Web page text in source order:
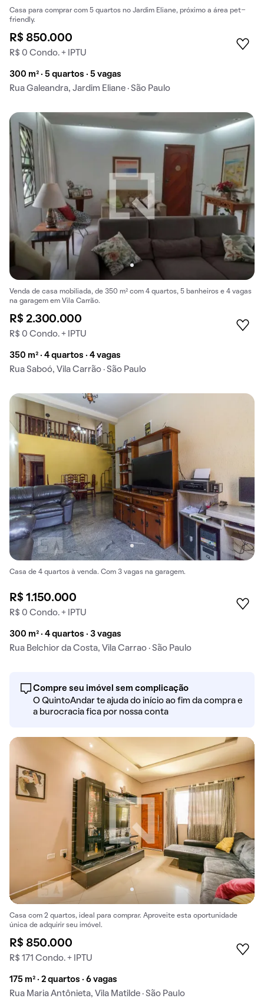
Casa para comprar com 5 quartos no Jardim Eliane, próximo a área pet-
friendly.
R$ 850.000
R$ 0 Condo. + IPTU
300 m² · 5 quartos · 5 vagas
Rua Galeandra, Jardim Eliane · São Paulo
Venda de casa mobiliada, de 350 m² com 4 quartos, 5 banheiros e 4 vagas
na garagem em Vila Carrão.
R$ 2.300.000
R$ 0 Condo. + IPTU
350 m² · 4 quartos · 4 vagas
Rua Saboó, Vila Carrão · São Paulo
Casa de 4 quartos à venda. Com 3 vagas na garagem.
R$ 1.150.000
R$ 0 Condo. + IPTU
300 m² · 4 quartos · 3 vagas
Rua Belchior da Costa, Vila Carrao · São Paulo
Compre seu imóvel sem complicação
O QuintoAndar te ajuda do início ao fim da compra e
a burocracia fica por nossa conta
Casa com 2 quartos, ideal para comprar. Aproveite esta oportunidade
única de adquirir seu imóvel.
R$ 850.000
R$ 171 Condo. + IPTU
175 m² · 2 quartos · 6 vagas
Rua Maria Antônieta, Vila Matilde · São Paulo